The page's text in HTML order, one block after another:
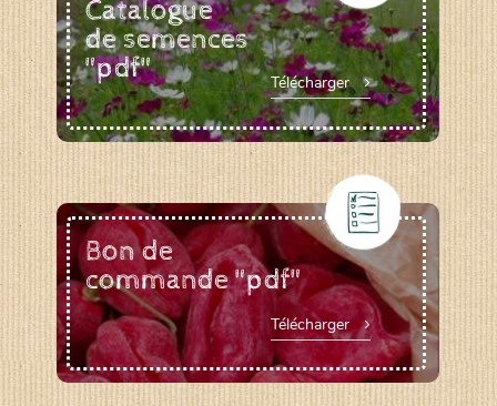
Catalogue
de semences
"pdf"
Télécharger
Bon de
commande "pdf"
Télécharger